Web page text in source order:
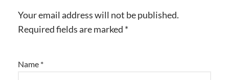
Your email address will not be published.
Required fields are marked *
Name *